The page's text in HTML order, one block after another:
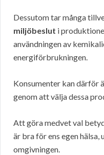
Dessutom tar många
miljöbeslut i
användningen av
energiförbrukningen.
Konsumenter kan därför
genom att välja dessa
Att göra medvet val
är bra för ens egen hälsa,
omgivningen.